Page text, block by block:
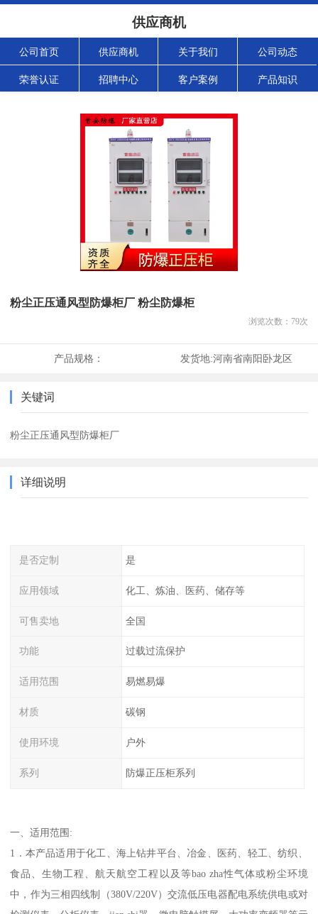
供应商机
公司首页 供应商机 关于我们 公司动态
荣誉认证 招聘中心 客户案例 产品知识
粉尘正压通风型防爆柜厂 粉尘防爆柜
浏览次数： 79次
产品规格： 发货地:河南省南阳卧龙区
关键词
粉尘正压通风型防爆柜厂
详细说明
是否定制 是
应用领域 化工、炼油、医药、储存等
可售卖地 全国
功能 过载过流保护
适用范围 易燃易爆
材质 碳钢
使用环境 户外
系列 防爆正压柜系列
一、适用范围:
1．本产品适用于化工、海上钻井平台、冶金、医药、轻工、纺织、
食品、生物工程、航天航空工程以及等bao zha性气体或粉尘环境
中，作为三相四线制（380V/220V）交流低压电器配电系统供电或对